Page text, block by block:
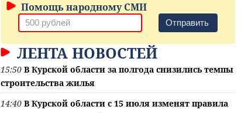
Помощь народному СМИ
Отправить
ЛЕНТА НОВОСТЕЙ
15:50 В Курской области за полгода снизились темпы
строительства жилья
14:40 В Курской области с 15 июля изменят правила